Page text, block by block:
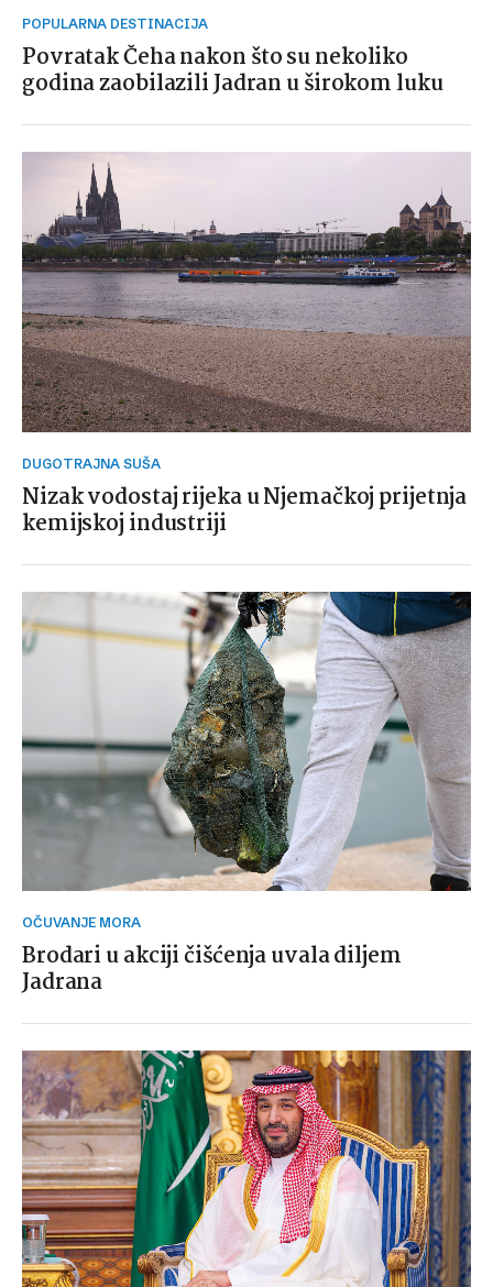
POPULARNA DESTINACIJA
Povratak Čeha nakon što su nekoliko
godina zaobilazili Jadran u širokom luku
DUGOTRAJNA SUŠA
Nizak vodostaj rijeka u Njemačkoj prijetnja
kemijskoj industriji
OČUVANJE MORA
Brodari u akciji čišćenja uvala diljem
Jadrana